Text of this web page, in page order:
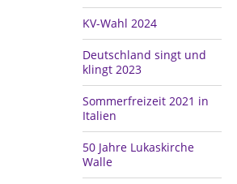
KV-Wahl 2024
Deutschland singt und
klingt 2023
Sommerfreizeit 2021 in
Italien
50 Jahre Lukaskirche
Walle